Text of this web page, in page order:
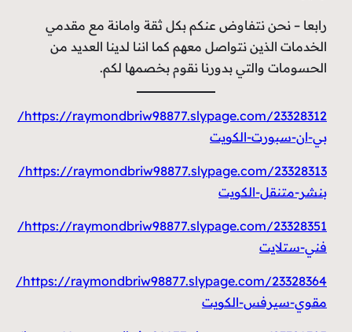
رابعا – نحن نتفاوض عنكم بكل ثقة وامانة مع مقدمي
الخدمات الذين نتواصل معهم كما اننا لدينا العديد من
الحسومات والتي بدورنا نقوم بخصمها لكم.
https://raymondbriw98877.slypage.com/23328312/
بي-ان-سبورت-الكويت
https://raymondbriw98877.slypage.com/23328313/
بنشر-متنقل-الكويت
https://raymondbriw98877.slypage.com/23328351/
فني-ستلايت
https://raymondbriw98877.slypage.com/23328364/
مقوي-سيرفس-الكويت